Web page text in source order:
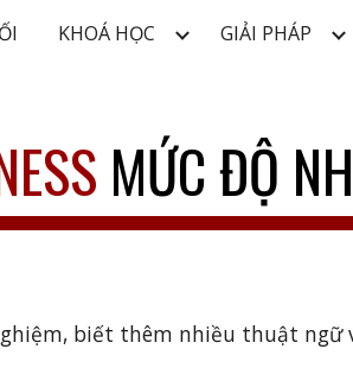
to main content
KHOÁ HỌC GIẢI PHÁP
MỨC ĐỘ
biết thêm nhiều thuật